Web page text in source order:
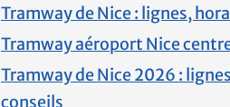
Tramway de Nice : lignes,
Tramway aéroport Nice
Tramway de Nice 2026 :
conseils